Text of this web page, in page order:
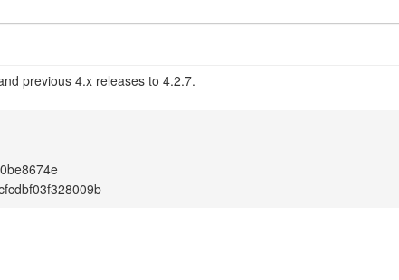
previous 4.x releases to 4.2.7.